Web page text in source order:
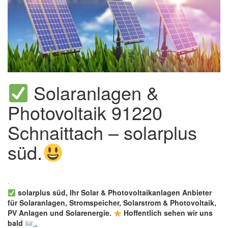
Solaranlagen &
Photovoltaik 91220
Schnaittach – solarplus
süd.
solarplus süd, Ihr Solar & Photovoltaikanlagen Anbieter
für Solaranlagen, Stromspeicher, Solarstrom & Photovoltaik,
PV Anlagen und Solarenergie.
Hoffentlich sehen wir uns
bald
.